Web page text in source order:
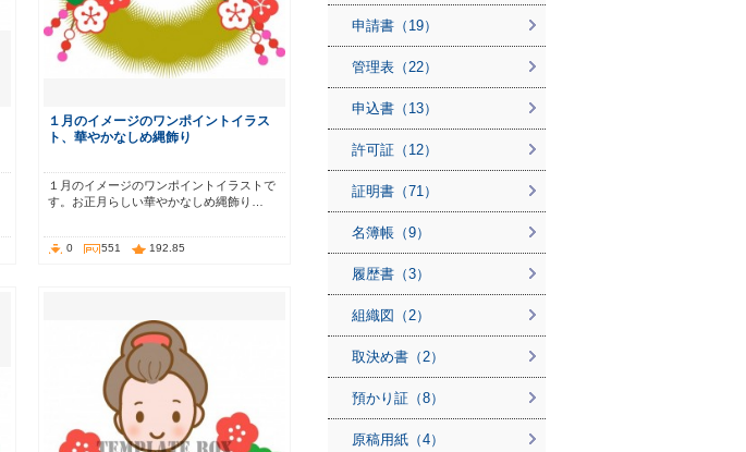
１月のイメージのワンポイントイラス
ト、華やかなしめ縄飾り
１月のイメージのワンポイントイラストで
す。お正月らしい華やかなしめ縄飾り…
0 551 192.85
申請書（19）
管理表（22）
申込書（13）
許可証（12）
証明書（71）
名簿帳（9）
履歴書（3）
組織図（2）
取決め書（2）
預かり証（8）
原稿用紙（4）